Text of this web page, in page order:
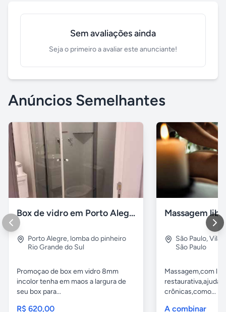
Sem avaliações ainda
Seja o primeiro a avaliar este anunciante!
Anúncios Semelhantes
Box de vidro em Porto Alegre
Porto Alegre, lomba do pinheiro
Rio Grande do Sul
Promoçao de box em vidro 8mm
incolor tenha em maos a largura de
seu box para...
R$ 620,00
São Paulo,Vila
São Paulo
Massagem,com
restaurativa,ajuda
crônicas,como...
A combinar